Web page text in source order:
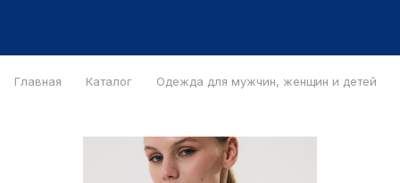
Главная Каталог Одежда для мужчин, женщин и детей